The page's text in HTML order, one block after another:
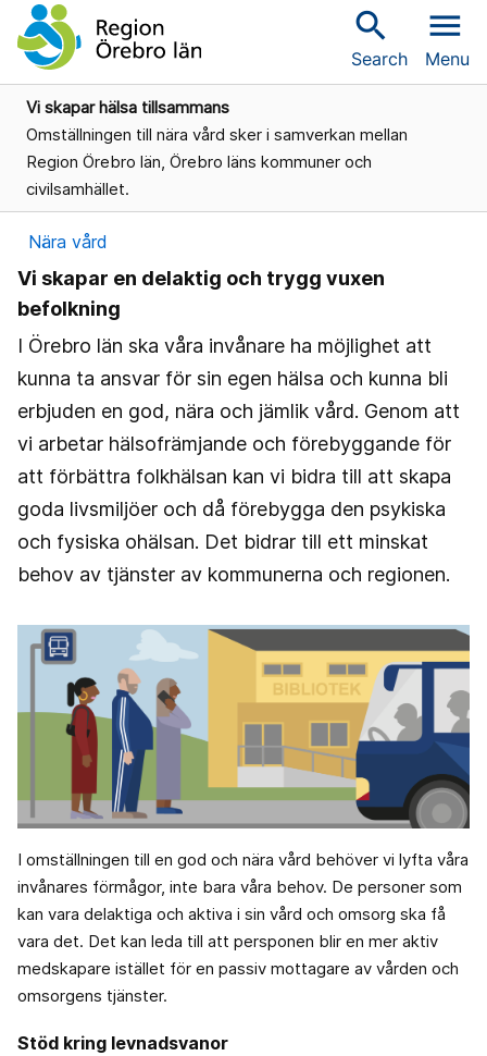
search
Search
menu
Menu
Vi skapar hälsa tillsammans
Omställningen till nära vård sker i samverkan mellan
Region Örebro län, Örebro läns kommuner och
civilsamhället.
Nära vård
Vi skapar en delaktig och trygg vuxen
befolkning
I Örebro län ska våra invånare ha möjlighet att
kunna ta ansvar för sin egen hälsa och kunna bli
erbjuden en god, nära och jämlik vård. Genom att
vi arbetar hälsofrämjande och förebyggande för
att förbättra folkhälsan kan vi bidra till att skapa
goda livsmiljöer och då förebygga den psykiska
och fysiska ohälsan. Det bidrar till ett minskat
behov av tjänster av kommunerna och regionen.
I omställningen till en god och nära vård behöver vi lyfta våra
invånares förmågor, inte bara våra behov. De personer som
kan vara delaktiga och aktiva i sin vård och omsorg ska få
vara det. Det kan leda till att persponen blir en mer aktiv
medskapare istället för en passiv mottagare av vården och
omsorgens tjänster.
Stöd kring levnadsvanor